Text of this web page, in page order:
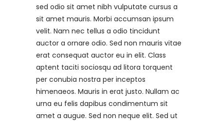
sed odio sit amet nibh vulputate cursus a
sit amet mauris. Morbi accumsan ipsum
velit. Nam nec tellus a odio tincidunt
auctor a ornare odio. Sed non mauris vitae
erat consequat auctor eu in elit. Class
aptent taciti sociosqu ad litora torquent
per conubia nostra per inceptos
himenaeos. Mauris in erat justo. Nullam ac
urna eu felis dapibus condimentum sit
amet a augue. Sed non neque elit. Sed ut